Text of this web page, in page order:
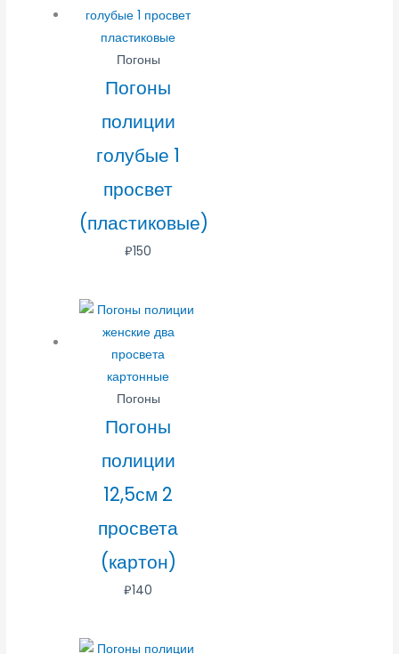
Погоны
Погоны
полиции
голубые 1
просвет
(пластиковые)
₽150
Погоны
Погоны
полиции
12,5см 2
просвета
(картон)
₽140